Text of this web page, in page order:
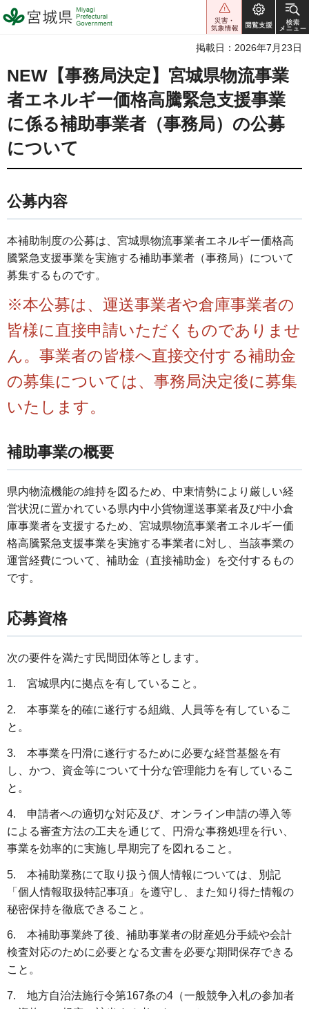
宮城県 Miyagi Prefectural
Government
掲載日：2026年7月23日
NEW【事務局決定】宮城県物流事業
者エネルギー価格高騰緊急支援事業
に係る補助事業者（事務局）の公募
について
公募内容
本補助制度の公募は、宮城県物流事業者エネルギー価格高
騰緊急支援事業を実施する補助事業者（事務局）について
募集するものです。
※本公募は、運送事業者や倉庫事業者の
皆様に直接申請いただくものでありませ
ん。事業者の皆様へ直接交付する補助金
の募集については、事務局決定後に募集
いたします。
補助事業の概要
県内物流機能の維持を図るため、中東情勢により厳しい経
営状況に置かれている県内中小貨物運送事業者及び中小倉
庫事業者を支援するため、宮城県物流事業者エネルギー価
格高騰緊急支援事業を実施する事業者に対し、当該事業の
運営経費について、補助金（直接補助金）を交付するもの
です。
応募資格
次の要件を満たす民間団体等とします。
1. 宮城県内に拠点を有していること。
2. 本事業を的確に遂行する組織、人員等を有しているこ
と。
3. 本事業を円滑に遂行するために必要な経営基盤を有
し、かつ、資金等について十分な管理能力を有しているこ
と。
4. 申請者への適切な対応及び、オンライン申請の導入等
による審査方法の工夫を通じて、円滑な事務処理を行い、
事業を効率的に実施し早期完了を図れること。
5. 本補助業務にて取り扱う個人情報については、別記
「個人情報取扱特記事項」を遵守し、また知り得た情報の
秘密保持を徹底できること。
6. 本補助事業終了後、補助事業者の財産処分手続や会計
検査対応のために必要となる文書を必要な期間保存できる
こと。
7. 地方自治法施行令第167条の4（一般競争入札の参加者